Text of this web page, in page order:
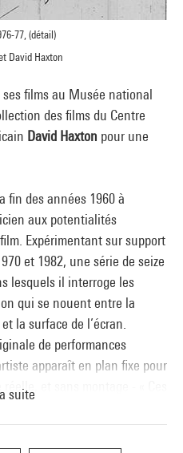
77, (détail)
David Haxton
films au Musée national
des films du Centre
David Haxton pour une
fin des années 1960 à
aux potentialités
Expérimentant sur support
et 1982, une série de seize
lesquels il interroge les
qui se nouent entre la
la surface de l’écran.
de performances
apparaît en plan fixe pour
et sans montage - « Ces
d’un espace
représentation
suite